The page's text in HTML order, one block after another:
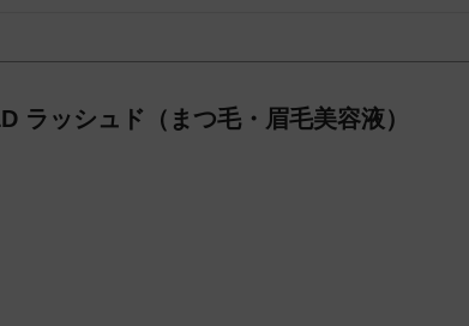
ラッシュド（まつ毛・眉毛美容液）